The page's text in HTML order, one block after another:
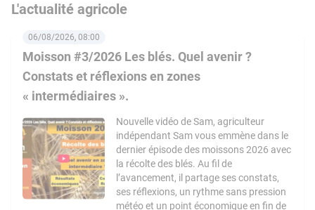
L'actualité agricole
Moisson #3/2026 Les blés. Quel avenir ?
Constats et réflexions en zones
« intermédiaires ».
06/08/2026, 08:00
Nouvelle vidéo de Sam, agriculteur
indépendant Sam vous emmène dans le
dernier épisode des moissons 2026 avec
la récolte des blés. Au fil de
l’avancement, il partage ses constats,
ses réflexions, un rythme sans pression
météo et un point économique en fin de